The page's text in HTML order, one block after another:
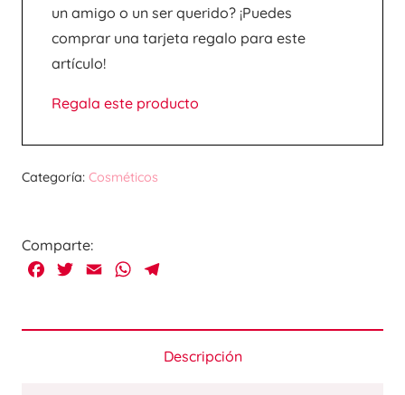
un amigo o un ser querido? ¡Puedes
comprar una tarjeta regalo para este
artículo!
Regala este producto
Categoría: Cosméticos
Comparte:
Facebook
TwitterEmail WhatsApp
Descripción